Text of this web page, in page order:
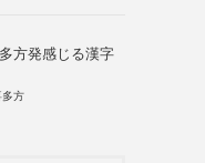
方発感じる漢字
多方